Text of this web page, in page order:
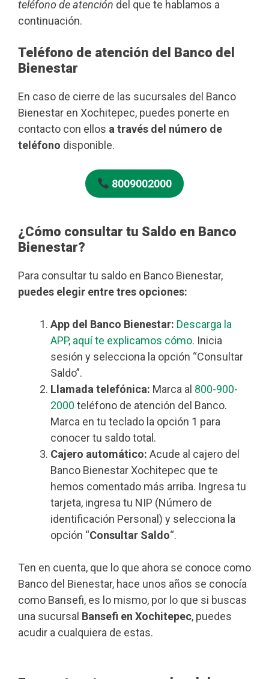
teléfono de atención del que te hablamos a
continuación.
Teléfono de atención del Banco del
Bienestar
En caso de cierre de las sucursales del Banco
Bienestar en Xochitepec, puedes ponerte en
contacto con ellos a través del número de
teléfono disponible.
8009002000
¿Cómo consultar tu Saldo en Banco
Bienestar?
Para consultar tu saldo en Banco Bienestar,
puedes elegir entre tres opciones:
App del Banco Bienestar: Descarga la
APP, aquí te explicamos cómo. Inicia
sesión y selecciona la opción “Consultar
Saldo”.
Llamada telefónica: Marca al 800-900-
2000 teléfono de atención del Banco.
Marca en tu teclado la opción 1 para
conocer tu saldo total.
Cajero automático: Acude al cajero del
Banco Bienestar Xochitepec que te
hemos comentado más arriba. Ingresa tu
tarjeta, ingresa tu NIP (Número de
identificación Personal) y selecciona la
opción “Consultar Saldo“.
Ten en cuenta, que lo que ahora se conoce como
Banco del Bienestar, hace unos años se conocía
como Bansefi, es lo mismo, por lo que si buscas
una sucursal Bansefi en Xochitepec, puedes
acudir a cualquiera de estas.